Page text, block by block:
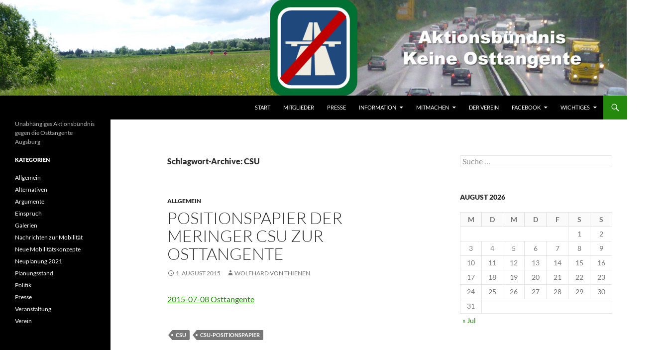
START
MITGLIEDER PRESSE INFORMATION MITMACHEN DER VEREIN FACEBOOK WICHTIGES
Schlagwort-Archive: CSU
ALLGEMEIN
POSITIONSPAPIER DER
MERINGER CSU ZUR
OSTTANGENTE
1. AUGUST 2015 WOLFHARD VON THIENEN
2015-07-08 Osttangente
CSU CSU-POSITIONSPAPIER
Suche
nach:
AUGUST 2026
M D M D F S
S
1
2
3
4 5 6 7 8
9
10
11 12 13 14 15
16
17
18 19 20 21 22
23
24
25 26 27 28 29
30
31
« Jul
Unabhängiges Aktionsbündnis
gegen die Osttangente
Augsburg
KATEGORIEN
Allgemein
Alternativen
Argumente
Einspruch
Galerien
Nachrichten zur Mobilität
Neue Mobilitätskonzepte
Neuplanung 2021
Planungsstand
Politik
Presse
Veranstaltung
Verein